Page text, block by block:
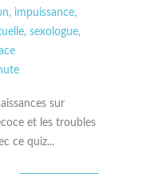
, impuissance,
, sexologue,
sur
et les troubles
ce quiz...